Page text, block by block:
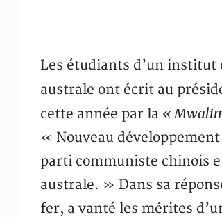
Les étudiants d’un institut
australe ont écrit au
cette année par la «
« Nouveau
parti communiste chinois
australe. » Dans sa
fer, a vanté les mérites